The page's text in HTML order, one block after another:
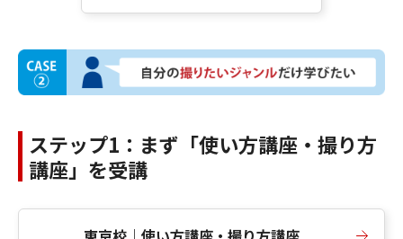
ステップ1：まず「使い方講座・撮り方
講座」を受講